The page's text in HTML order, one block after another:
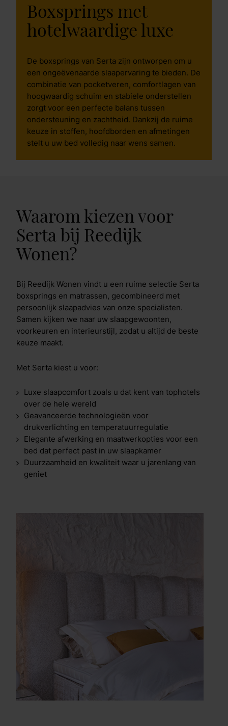
Boxsprings met
hotelwaardige luxe
De boxsprings van Serta zijn ontworpen om u
een ongeëvenaarde slaapervaring te bieden. De
combinatie van pocketveren, comfortlagen van
hoogwaardig schuim en stabiele onderstellen
zorgt voor een perfecte balans tussen
ondersteuning en zachtheid. Dankzij de ruime
keuze in stoffen, hoofdborden en afmetingen
stelt u uw bed volledig naar wens samen.
Waarom kiezen voor
Serta bij Reedijk
Wonen?
Bij Reedijk Wonen vindt u een ruime selectie Serta
boxsprings en matrassen, gecombineerd met
persoonlijk slaapadvies van onze specialisten.
Samen kijken we naar uw slaapgewoonten,
voorkeuren en interieurstijl, zodat u altijd de beste
keuze maakt.
Met Serta kiest u voor:
Luxe slaapcomfort zoals u dat kent van tophotels
over de hele wereld
Geavanceerde technologieën voor
drukverlichting en temperatuurregulatie
Elegante afwerking en maatwerkopties voor een
bed dat perfect past in uw slaapkamer
Duurzaamheid en kwaliteit waar u jarenlang van
geniet